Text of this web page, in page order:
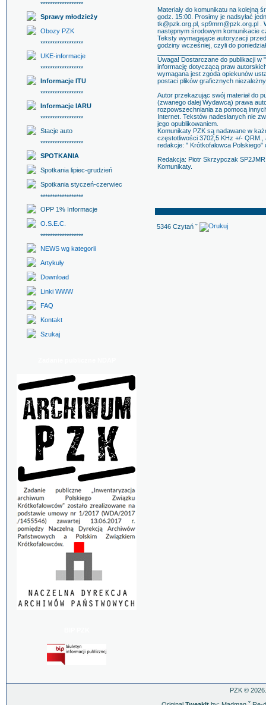
******************
Sprawy młodzieży
Obozy PZK
******************
UKE-informacje
******************
Informacje ITU
******************
Informacje IARU
******************
Stacje auto
******************
SPOTKANIA
Spotkania lipiec-grudzień
Spotkania styczeń-czerwiec
******************
OPP 1% Informacje
O.S.E.C.
******************
NEWS wg kategorii
Artykuły
Download
Linki WWW
FAQ
Kontakt
Szukaj
Materiały do komunikatu na kolejną
godz. 15:00. Prosimy je nadsyłać
tk@pzk.org.pl, sp9mrn@pzk.org.pl .
następnym środowym komunikacie
Teksty wymagające autoryzacji
godziny wcześniej, czyli do
Uwaga! Dostarczane do publikacji w
informację dotyczącą praw
wymagana jest zgoda opiekunów
postaci plików graficznych
Autor przekazując swój materiał do
(zwanego dalej Wydawcą) prawa
rozpowszechniania za pomocą
Internet. Tekstów nadesłanych nie
jego opublikowaniem.
Komunikaty PZK są nadawane w
częstotliwości 3702,5 KHz +/-
redakcje: " Krótkofalowca Polskiego"
Redakcja: Piotr Skrzypczak
Komunikaty.
5346 Czytań ˇ
PZK ©